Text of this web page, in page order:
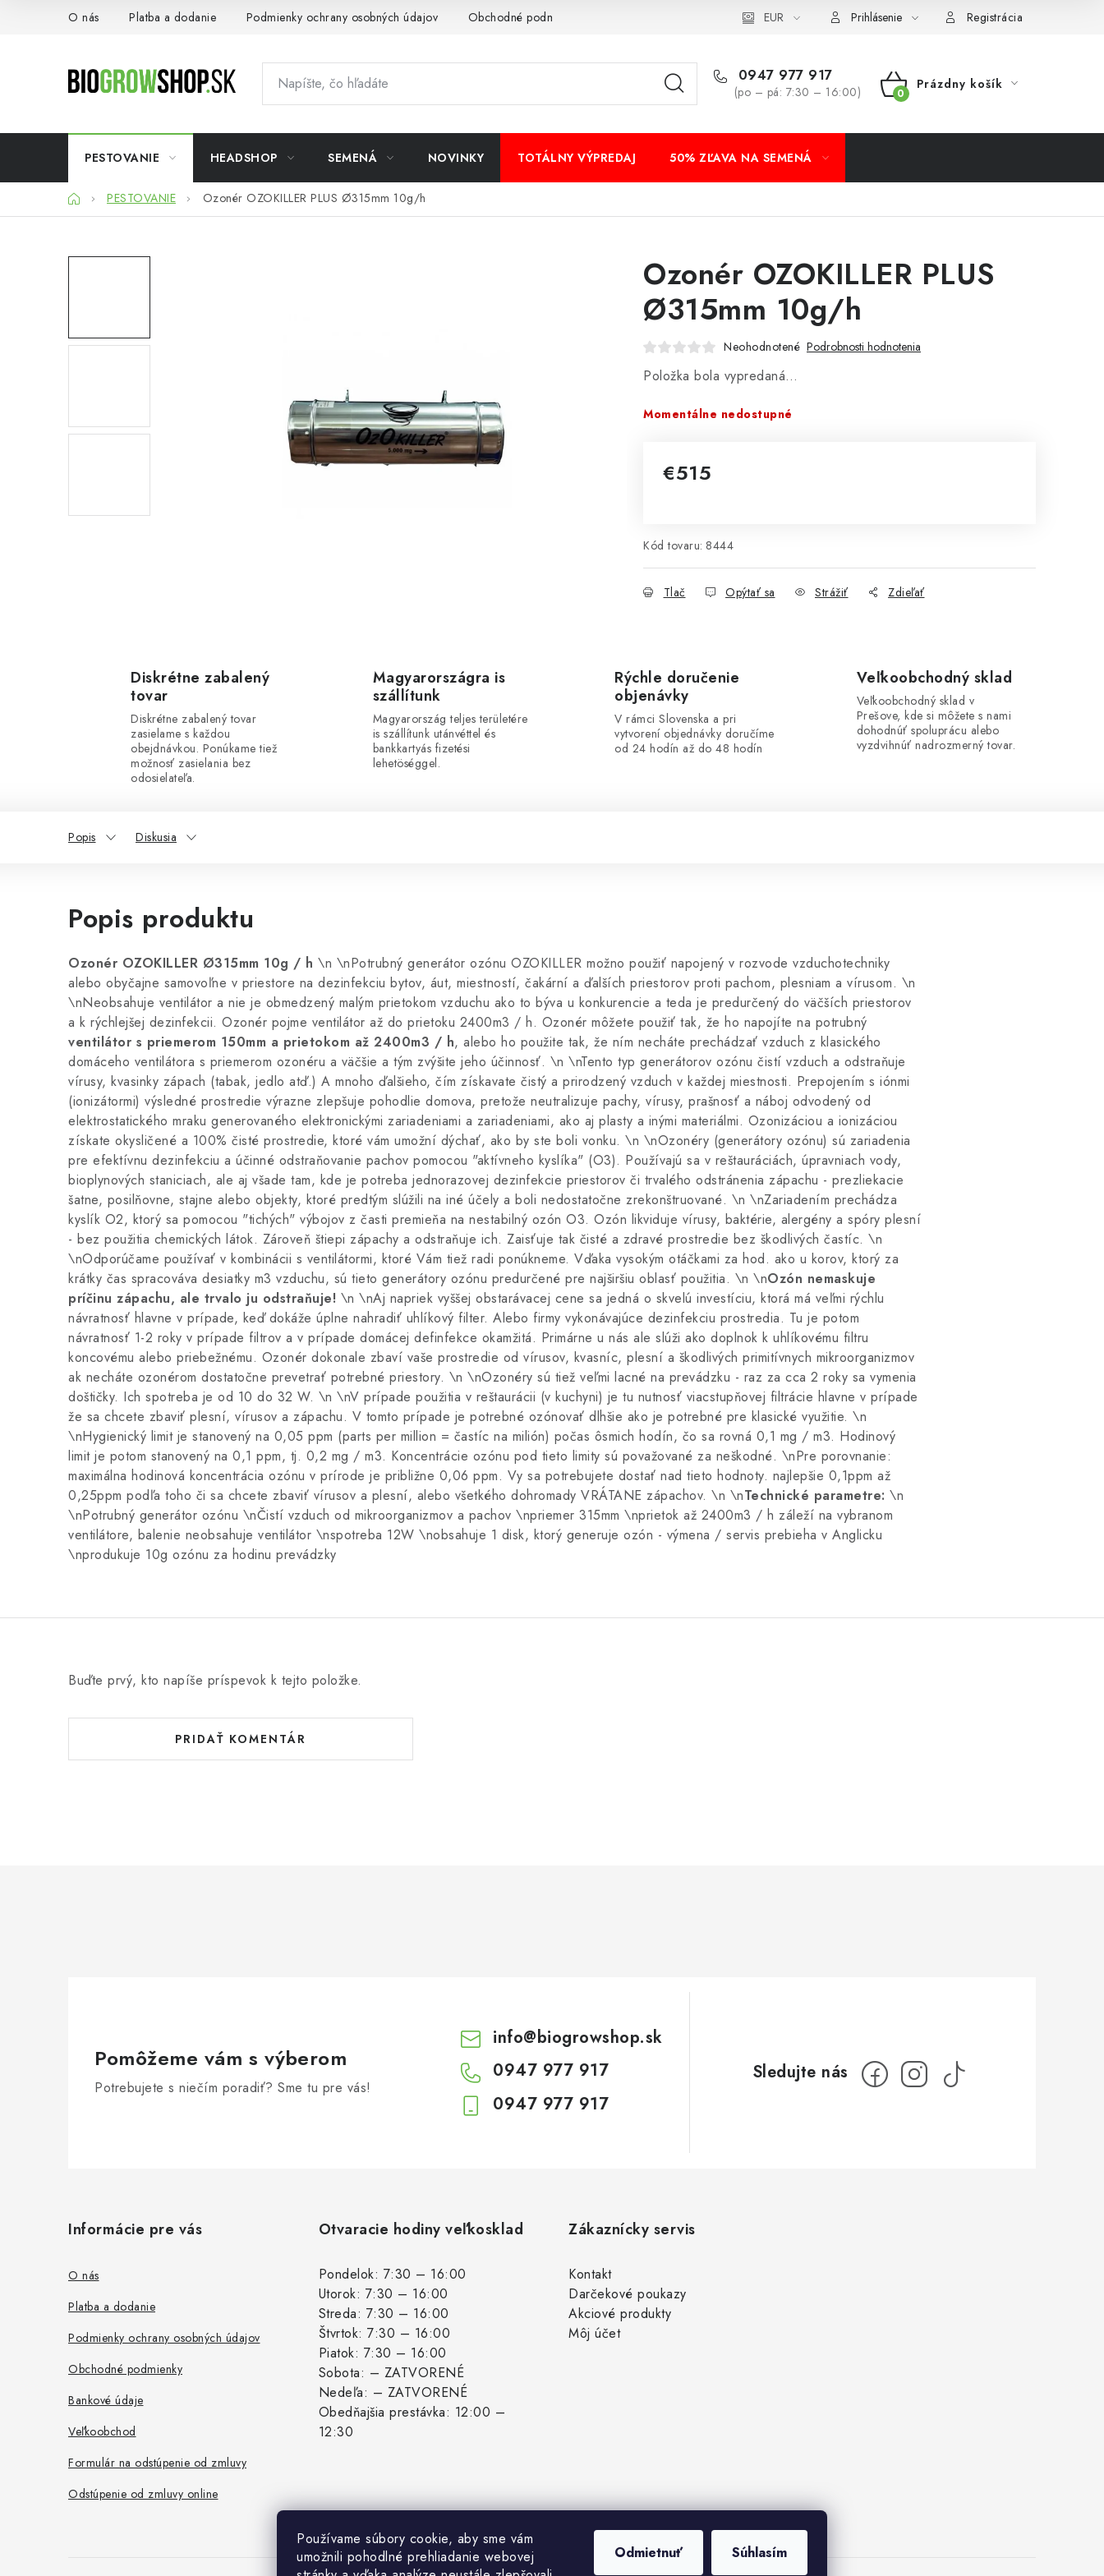
Používame súbory cookie, aby sme vám
umožnili pohodlné prehliadanie webovej
Odmietnuť Súhlasím
O nás Platba a dodanie Podmienky ochrany osobných údajov Obchodné podmienky Veľkoobchod Formulár na odstúpenie od zmluvy
EUR Prihlásenie Registrácia
0947 977 917
(po – pá: 7:30 – 16:00)
NÁKUPNÝ
Prázdny košík
PESTOVANIE HEADSHOP SEMENÁ NOVINKY TOTÁLNY VÝPREDAJ 50% ZĽAVA NA SEMENÁ
DomovPESTOVANIE Ozonér OZOKILLER PLUS Ø315mm 10g/h
Ozonér OZOKILLER PLUS
Ø315mm 10g/h
Neohodnotené Podrobnosti hodnotenia
Položka bola vypredaná…
Momentálne nedostupné
€515
Kód tovaru: 8444
Tlač Opýtať sa Strážiť Zdieľať
Diskrétne zabalený
tovar
Diskrétne zabalený tovar
zasielame s každou
obejdnávkou. Ponúkame tiež
možnosť zasielania bez
odosielateľa.
Magyarországra is
szállítunk
Magyarország teljes területére
is szállítunk utánvéttel és
bankkartyás fizetési
lehetöséggel.
Rýchle doručenie
objenávky
V rámci Slovenska a pri
vytvorení objednávky doručíme
od 24 hodín až do 48 hodín
Veľkoobchodný sklad
Veľkoobchodný sklad v
Prešove, kde si môžete s nami
dohodnúť spoluprácu alebo
vyzdvihnúť nadrozmerný tovar.
Popis Diskusia
Popis produktu
Ozonér OZOKILLER Ø315mm 10g / h \n \nPotrubný generátor ozónu OZOKILLER možno použiť napojený v rozvode vzduchotechniky
alebo obyčajne samovoľne v priestore na dezinfekciu bytov, áut, miestností, čakární a ďalších priestorov proti pachom, plesniam a vírusom. \n
\nNeobsahuje ventilátor a nie je obmedzený malým prietokom vzduchu ako to býva u konkurencie a teda je predurčený do väčších priestorov
a k rýchlejšej dezinfekcii. Ozonér pojme ventilátor až do prietoku 2400m3 / h. Ozonér môžete použiť tak, že ho napojíte na potrubný
ventilátor s priemerom 150mm a prietokom až 2400m3 / h, alebo ho použite tak, že ním necháte prechádzať vzduch z klasického
domáceho ventilátora s priemerom ozonéru a väčšie a tým zvýšite jeho účinnosť. \n \nTento typ generátorov ozónu čistí vzduch a odstraňuje
vírusy, kvasinky zápach (tabak, jedlo atď.) A mnoho ďalšieho, čím získavate čistý a prirodzený vzduch v každej miestnosti. Prepojením s iónmi
(ionizátormi) výsledné prostredie výrazne zlepšuje pohodlie domova, pretože neutralizuje pachy, vírusy, prašnosť a náboj odvodený od
elektrostatického mraku generovaného elektronickými zariadeniami a zariadeniami, ako aj plasty a inými materiálmi. Ozonizáciou a ionizáciou
získate okysličené a 100% čisté prostredie, ktoré vám umožní dýchať, ako by ste boli vonku. \n \nOzonéry (generátory ozónu) sú zariadenia
pre efektívnu dezinfekciu a účinné odstraňovanie pachov pomocou "aktívneho kyslíka" (O3). Používajú sa v reštauráciách, úpravniach vody,
bioplynových staniciach, ale aj všade tam, kde je potreba jednorazovej dezinfekcie priestorov či trvalého odstránenia zápachu - prezliekacie
šatne, posilňovne, stajne alebo objekty, ktoré predtým slúžili na iné účely a boli nedostatočne zrekonštruované. \n \nZariadením prechádza
kyslík O2, ktorý sa pomocou "tichých" výbojov z časti premieňa na nestabilný ozón O3. Ozón likviduje vírusy, baktérie, alergény a spóry plesní
- bez použitia chemických látok. Zároveň štiepi zápachy a odstraňuje ich. Zaisťuje tak čisté a zdravé prostredie bez škodlivých častíc. \n
\nOdporúčame používať v kombinácii s ventilátormi, ktoré Vám tiež radi ponúkneme. Vďaka vysokým otáčkami za hod. ako u korov, ktorý za
krátky čas spracováva desiatky m3 vzduchu, sú tieto generátory ozónu predurčené pre najširšiu oblasť použitia. \n \nOzón nemaskuje
príčinu zápachu, ale trvalo ju odstraňuje! \n \nAj napriek vyššej obstarávacej cene sa jedná o skvelú investíciu, ktorá má veľmi rýchlu
návratnosť hlavne v prípade, keď dokáže úplne nahradiť uhlíkový filter. Alebo firmy vykonávajúce dezinfekciu prostredia. Tu je potom
návratnosť 1-2 roky v prípade filtrov a v prípade domácej definfekce okamžitá. Primárne u nás ale slúži ako doplnok k uhlíkovému filtru
koncovému alebo priebežnému. Ozonér dokonale zbaví vaše prostredie od vírusov, kvasníc, plesní a škodlivých primitívnych mikroorganizmov
ak necháte ozonérom dostatočne prevetrať potrebné priestory. \n \nOzonéry sú tiež veľmi lacné na prevádzku - raz za cca 2 roky sa vymenia
doštičky. Ich spotreba je od 10 do 32 W. \n \nV prípade použitia v reštaurácii (v kuchyni) je tu nutnosť viacstupňovej filtrácie hlavne v prípade
že sa chcete zbaviť plesní, vírusov a zápachu. V tomto prípade je potrebné ozónovať dlhšie ako je potrebné pre klasické využitie. \n
\nHygienický limit je stanovený na 0,05 ppm (parts per million = častíc na milión) počas ôsmich hodín, čo sa rovná 0,1 mg / m3. Hodinový
limit je potom stanovený na 0,1 ppm, tj. 0,2 mg / m3. Koncentrácie ozónu pod tieto limity sú považované za neškodné. \nPre porovnanie:
maximálna hodinová koncentrácia ozónu v prírode je približne 0,06 ppm. Vy sa potrebujete dostať nad tieto hodnoty. najlepšie 0,1ppm až
0,25ppm podľa toho či sa chcete zbaviť vírusov a plesní, alebo všetkého dohromady VRÁTANE zápachov. \n \nTechnické parametre: \n
\nPotrubný generátor ozónu \nČistí vzduch od mikroorganizmov a pachov \npriemer 315mm \nprietok až 2400m3 / h záleží na vybranom
ventilátore, balenie neobsahuje ventilátor \nspotreba 12W \nobsahuje 1 disk, ktorý generuje ozón - výmena / servis prebieha v Anglicku
\nprodukuje 10g ozónu za hodinu prevádzky
Buďte prvý, kto napíše príspevok k tejto položke.
PRIDAŤ KOMENTÁR
Pomôžeme vám s výberom
Potrebujete s niečím poradiť? Sme tu pre vás!
info@biogrowshop.sk
0947 977 917
0947 977 917
Informácie pre vás
O nás
Platba a dodanie
Podmienky ochrany osobných údajov
Obchodné podmienky
Bankové údaje
Veľkoobchod
Formulár na odstúpenie od zmluvy
Odstúpenie od zmluvy online
Otvaracie hodiny veľkosklad
Pondelok: 7:30 – 16:00
Utorok: 7:30 – 16:00
Streda: 7:30 – 16:00
Štvrtok: 7:30 – 16:00
Piatok: 7:30 – 16:00
Sobota: – ZATVORENÉ
Nedeľa: – ZATVORENÉ
Obedňajšia prestávka: 12:00 –
12:30
Zákaznícky servis
Kontakt
Darčekové poukazy
Akciové produkty
Môj účet